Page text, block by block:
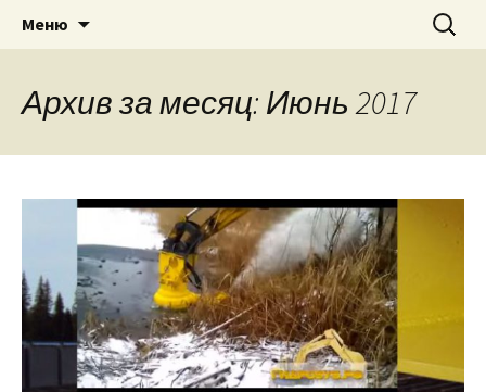
«PILEMASTER» Навесное
оборудование
Для экскаватора: гидробур, землесос,
сваерезка, вибротрамбовка,
стенорезная машина
Меню Найти:
Архив за месяц: Июнь 2017